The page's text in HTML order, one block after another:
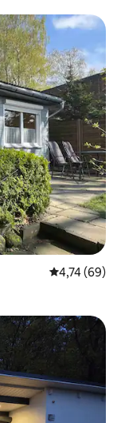
4,74 (69)